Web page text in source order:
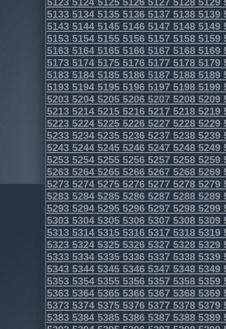
5133513451355136513751385139
5143514451455146514751485149
5153515451555156515751585159
5163516451655166516751685169
5173517451755176517751785179
5183518451855186518751885189
5193519451955196519751985199
5203520452055206520752085209
5213521452155216521752185219
5223522452255226522752285229
5233523452355236523752385239
5243524452455246524752485249
5253525452555256525752585259
5263526452655266526752685269
5273527452755276527752785279
5283528452855286528752885289
5293529452955296529752985299
5303530453055306530753085309
5313531453155316531753185319
5323532453255326532753285329
5333533453355336533753385339
5343534453455346534753485349
5353535453555356535753585359
5363536453655366536753685369
5373537453755376537753785379
5383538453855386538753885389